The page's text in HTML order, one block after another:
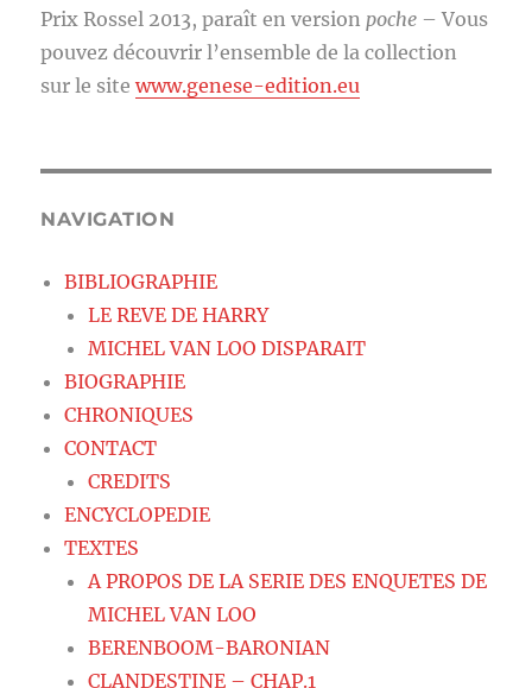
Prix Rossel 2013, paraît en version poche – Vous
pouvez découvrir l’ensemble de la collection
sur le sitewww.genese-edition.eu
NAVIGATION
BIBLIOGRAPHIE
LE REVE DE HARRY
MICHEL VAN LOO DISPARAIT
BIOGRAPHIE
CHRONIQUES
CONTACT
CREDITS
ENCYCLOPEDIE
TEXTES
A PROPOS DE LA SERIE DES ENQUETES DE
MICHEL VAN LOO
BERENBOOM-BARONIAN
CLANDESTINE – CHAP.1